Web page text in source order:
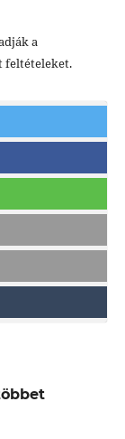
a
feltételeket.